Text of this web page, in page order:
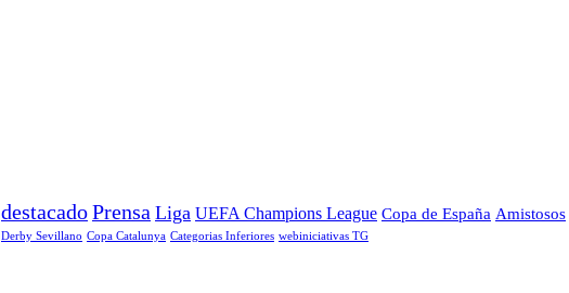
destacadoPrensa Liga UEFA Champions League Copa de España Amistosos
Derby Sevillano Copa Catalunya Categorias Inferiores webiniciativas TG